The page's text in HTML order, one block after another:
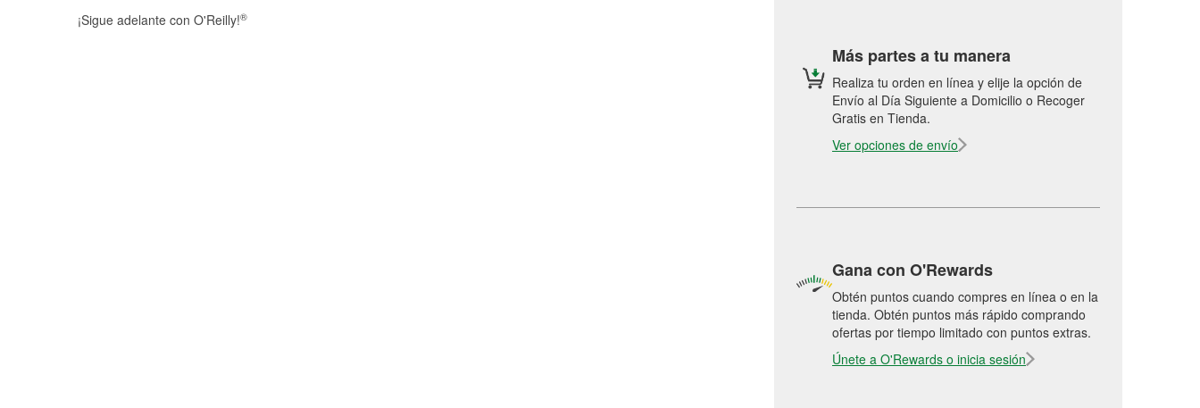
¡Sigue adelante con O'Reilly!®
Más partes a tu manera
Realiza tu orden en línea y elije la opción de
Envío al Día Siguiente a Domicilio o Recoger
Gratis en Tienda.
Ver opciones de envío
Gana con O'Rewards
Obtén puntos cuando compres en línea o en la
tienda. Obtén puntos más rápido comprando
ofertas por tiempo limitado con puntos extras.
Únete a O'Rewards o inicia sesión